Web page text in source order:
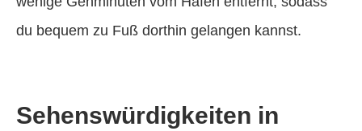
du bequem zu Fuß dorthin gelangen kannst.
Sehenswürdigkeiten in